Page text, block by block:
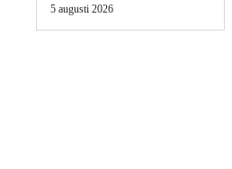
5 augusti 2026